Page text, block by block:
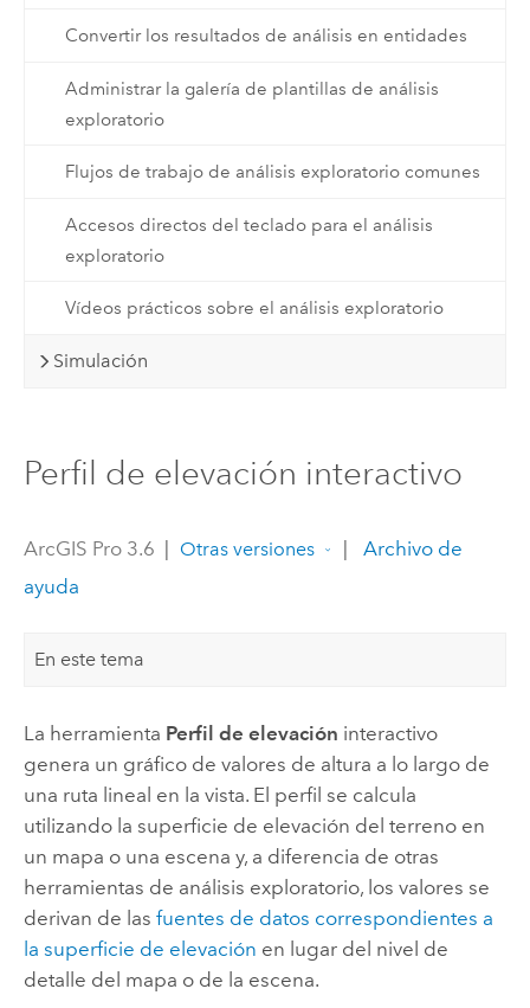
Convertir los resultados de análisis en entidades
Administrar la galería de plantillas de análisis
exploratorio
Flujos de trabajo de análisis exploratorio comunes
Accesos directos del teclado para el análisis
exploratorio
Vídeos prácticos sobre el análisis exploratorio
Simulación
Perfil de elevación interactivo
ArcGIS Pro 3.6 | Otras versiones |
Archivo de
ayuda
En este tema
La herramienta Perfil de elevación interactivo
genera un gráfico de valores de altura a lo largo de
una ruta lineal en la vista. El perfil se calcula
utilizando la superficie de elevación del terreno en
un mapa o una escena y, a diferencia de otras
herramientas de análisis exploratorio, los valores se
derivan de las fuentes de datos correspondientes a
la superficie de elevación en lugar del nivel de
detalle del mapa o de la escena.